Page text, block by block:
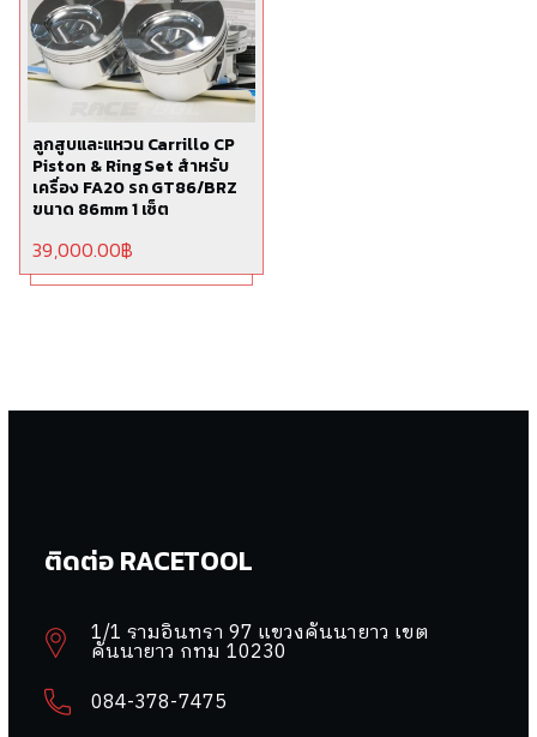
ลูกสูบและแหวน Carrillo CP
Piston & Ring Set สำหรับ
เครื่อง FA20 รถ GT86/BRZ
ขนาด 86mm 1 เซ็ต
39,000.00฿
ติดต่อ RACETOOL
1/1 รามอินทรา 97 แขวงคันนายาว เขต
คันนายาว กทม 10230
084-378-7475